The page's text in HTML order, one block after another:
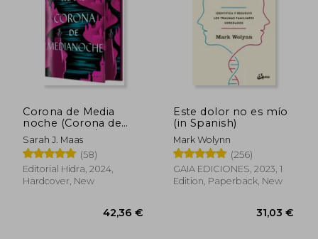
34,30
Corona de Media
noche (Corona de
Medianoche / Trono
de Cristal 2) (in
Spanish)
Sarah J. Maas
(58)
Editorial Hidra, 2024,
Hardcover, New
Este dolor no es mío
(in Spanish)
Mark Wolynn
(256)
GAIA EDICIONES, 2023, 1
Edition, Paperback, New